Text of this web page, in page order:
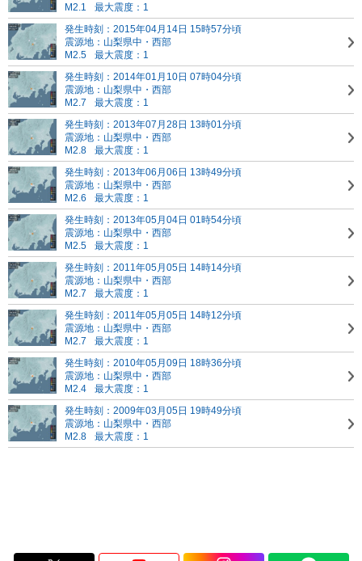
M2.1
最大震度：1
発生時刻：2015年04月14日 15時57分頃
震源地：山梨県中・西部
M2.5
最大震度：1
発生時刻：2014年01月10日 07時04分頃
震源地：山梨県中・西部
M2.7
最大震度：1
発生時刻：2013年07月28日 13時01分頃
震源地：山梨県中・西部
M2.8
最大震度：1
発生時刻：2013年06月06日 13時49分頃
震源地：山梨県中・西部
M2.6
最大震度：1
発生時刻：2013年05月04日 01時54分頃
震源地：山梨県中・西部
M2.5
最大震度：1
発生時刻：2011年05月05日 14時14分頃
震源地：山梨県中・西部
M2.7
最大震度：1
発生時刻：2011年05月05日 14時12分頃
震源地：山梨県中・西部
M2.7
最大震度：1
発生時刻：2010年05月09日 18時36分頃
震源地：山梨県中・西部
M2.4
最大震度：1
発生時刻：2009年03月05日 19時49分頃
震源地：山梨県中・西部
M2.8
最大震度：1